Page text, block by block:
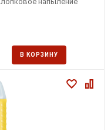
В КОРЗИНУ